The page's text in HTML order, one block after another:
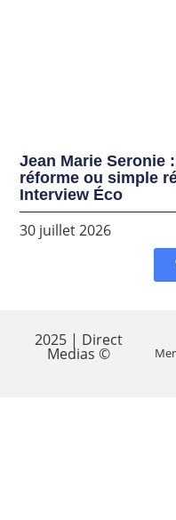
Jean Marie Seronie
réforme ou simple
Interview Éco
30 juillet 2026
2025 | Direct
Medias ©